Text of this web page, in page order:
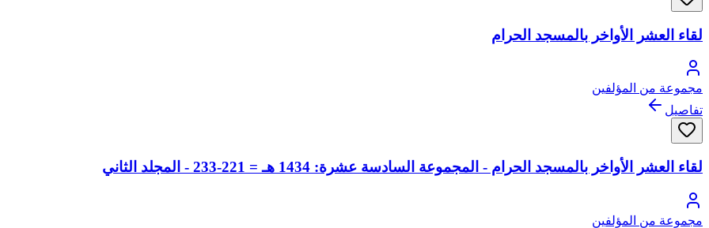
لقاء العشر الأواخر بالمسجد الحرام
مجموعة من المؤلفين
تفاصيل
لقاء العشر الأواخر بالمسجد الحرام - المجموعة السادسة عشرة: 1434 هـ = 221-233 - المجلد الثاني
مجموعة من المؤلفين